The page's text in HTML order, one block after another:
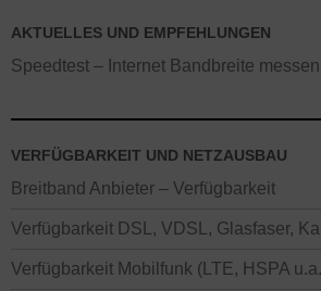
AKTUELLES UND EMPFEHLUNGEN
Speedtest – Internet Bandbreite messen
VERFÜGBARKEIT UND NETZAUSBAU
Breitband Anbieter – Verfügbarkeit
Verfügbarkeit DSL, VDSL, Glasfaser,
Verfügbarkeit Mobilfunk (LTE, HSPA